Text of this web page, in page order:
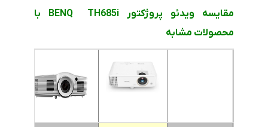
مقایسه ویدئو پروژکتور BENQ TH685i با
محصولات مشابه